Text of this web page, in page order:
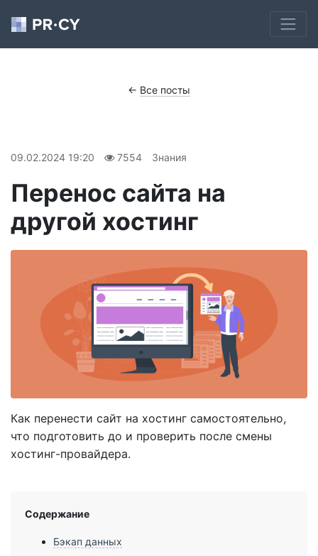
← Все посты
09.02.2024 19:20 7554 Знания
Перенос сайта на
другой хостинг
Как перенести сайт на хостинг самостоятельно,
что подготовить до и проверить после смены
хостинг-провайдера.
Содержание
Бэкап данных